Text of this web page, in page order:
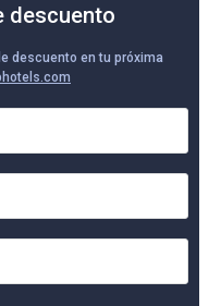
descuento
descuento en tu próxima